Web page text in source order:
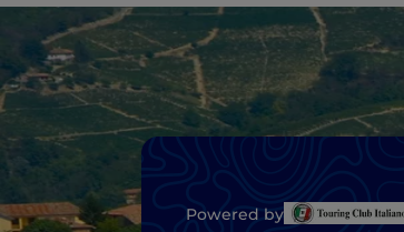
Powered by